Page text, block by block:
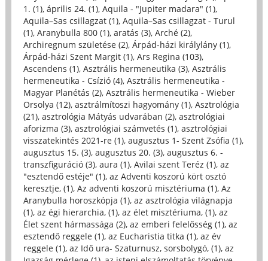
1. (1), április 24. (1), Aquila - "Jupiter madara" (1),
Aquila–Sas csillagzat (1), Aquila–Sas csillagzat - Turul
(1), Aranybulla 800 (1), aratás (3), Arché (2),
Archiregnum születése (2), Árpád-házi királylány (1),
Árpád-házi Szent Margit (1), Ars Regina (103),
Ascendens (1), Asztrális hermeneutika (3), Asztrális
hermeneutika - Csízió (4), Asztrális hermeneutika -
Magyar Planétás (2), Asztrális hermeneutika - Wieber
Orsolya (12), asztrálmítoszi hagyomány (1), Asztrológia
(21), asztrológia Mátyás udvarában (2), asztrológiai
aforizma (3), asztrológiai számvetés (1), asztrológiai
visszatekintés 2021-re (1), augusztus 1- Szent Zsófia (1),
augusztus 15. (3), augusztus 20. (3), augusztus 6. -
transzfiguráció (3), aura (1), Avilai szent Teréz (1), az
"esztendő estéje" (1), az Adventi koszorú kört osztó
keresztje, (1), Az adventi koszorú misztériuma (1), Az
Aranybulla horoszkópja (1), az asztrológia világnapja
(1), az égi hierarchia, (1), az élet misztériuma, (1), az
Élet szent hármassága (2), az emberi felelősség (1), az
esztendő reggele (1), az Eucharistia titka (1), az év
reggele (1), az Idő ura- Szaturnusz, sorsbolygó, (1), az